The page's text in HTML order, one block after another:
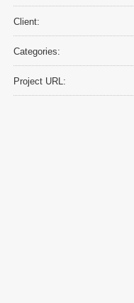
Client:
Categories:
Project URL: